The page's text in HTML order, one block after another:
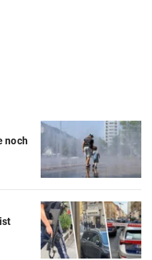
noch